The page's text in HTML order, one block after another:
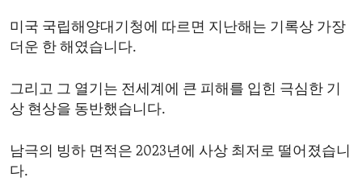
MIDDLE EAST
DEMOCRACY AND GOVERNANCE
ENVIRONMENT AND HEALTH
IDEALS AND INSTITUTIONS
미국 국립해양대기청에 따르면 지난해는 기록상 가장
더운 한 해였습니다.
그리고 그 열기는 전세계에 큰 피해를 입힌 극심한 기
상 현상을 동반했습니다.
남극의 빙하 면적은 2023년에 사상 최저로 떨어졌습니
다.